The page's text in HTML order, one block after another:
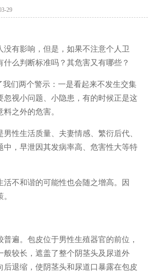
29
有影响，但是，如果不注意个人卫
么判断标准吗？其危害又有哪些？
们两个警示：一是看起来不发生交集
视小问题、小隐患，有的时候正是这
之外的危害。
性生活质量、夫妻情感、繁衍后代、
，早泄因其发病率高、危害性大等特
不和谐的可能性也会随之增高。因
遍。包皮位于男性生殖器官的前位，
较长，遮盖了整个阴茎头及尿道外
退缩，使阴茎头和尿道口暴露在包皮